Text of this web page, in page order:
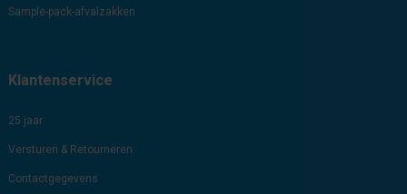
Sample-pack-afvalzakken
Klantenservice
25 jaar
Versturen & Retourneren
Contactgegevens